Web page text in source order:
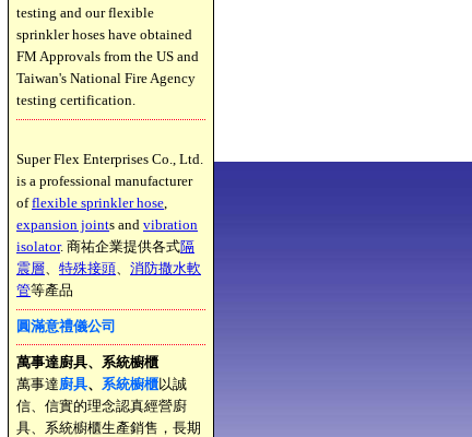
testing and our flexible
sprinkler hoses have obtained
FM Approvals from the US and
Taiwan's National Fire Agency
testing certification.
Super Flex Enterprises Co., Ltd.
is a professional manufacturer
offlexible sprinkler hose,
expansion joints and vibration
isolator. 商祐企業提供各式隔
震層、 特殊接頭、 消防撒水軟
管等產品
圓滿意禮儀公司
萬事達廚具、系統櫥櫃
萬事達廚具、 系統櫥櫃以誠
信、信實的理念認真經營廚
具、系統櫥櫃生產銷售，長期